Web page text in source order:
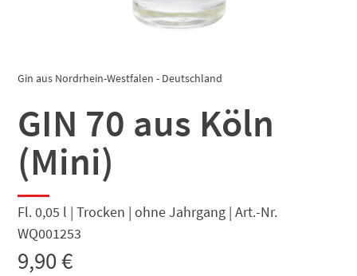
Gin aus Nordrhein-Westfalen - Deutschland
GIN 70 aus Köln
(Mini)
Fl. 0,05 l | Trocken | ohne Jahrgang | Art.-Nr.
WQ001253
9,90€